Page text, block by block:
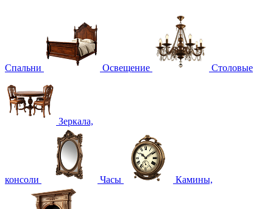
Спальни Освещение Столовые
Зеркала,
консоли Часы Камины,